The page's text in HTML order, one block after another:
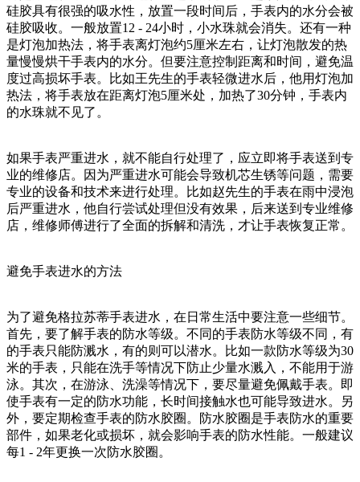
硅胶具有很强的吸水性，放置一段时间后，手表内的水分会被
硅胶吸收。一般放置12 - 24小时，小水珠就会消失。还有一种
是灯泡加热法，将手表离灯泡约5厘米左右，让灯泡散发的热
量慢慢烘干手表内的水分。但要注意控制距离和时间，避免温
度过高损坏手表。比如王先生的手表轻微进水后，他用灯泡加
热法，将手表放在距离灯泡5厘米处，加热了30分钟，手表内
的水珠就不见了。
如果手表严重进水，就不能自行处理了，应立即将手表送到专
业的维修店。因为严重进水可能会导致机芯生锈等问题，需要
专业的设备和技术来进行处理。比如赵先生的手表在雨中浸泡
后严重进水，他自行尝试处理但没有效果，后来送到专业维修
店，维修师傅进行了全面的拆解和清洗，才让手表恢复正常。
避免手表进水的方法
为了避免格拉苏蒂手表进水，在日常生活中要注意一些细节。
首先，要了解手表的防水等级。不同的手表防水等级不同，有
的手表只能防溅水，有的则可以潜水。比如一款防水等级为30
米的手表，只能在洗手等情况下防止少量水溅入，不能用于游
泳。其次，在游泳、洗澡等情况下，要尽量避免佩戴手表。即
使手表有一定的防水功能，长时间接触水也可能导致进水。另
外，要定期检查手表的防水胶圈。防水胶圈是手表防水的重要
部件，如果老化或损坏，就会影响手表的防水性能。一般建议
每1 - 2年更换一次防水胶圈。